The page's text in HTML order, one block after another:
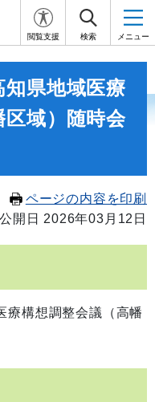
閲覧支援 検索 メニュー
知県地域医療
区域）随時会
ページの内容を印刷
公開日 2026年03月12日
療構想調整会議（高幡